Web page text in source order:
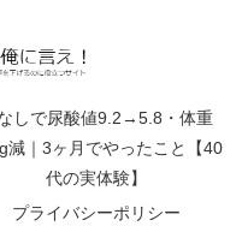
しで尿酸値9.2→5.8・体重
減｜3ヶ月でやったこと【40
代の実体験】
プライバシーポリシー